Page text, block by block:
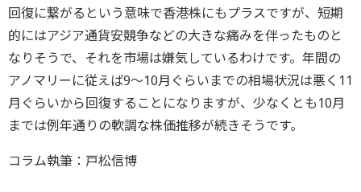
回復に繋がるという意味で香港株にもプラスですが、短期
的にはアジア通貨安競争などの大きな痛みを伴ったものと
なりそうで、それを市場は嫌気しているわけです。年間の
アノマリーに従えば9～10月ぐらいまでの相場状況は悪く11
月ぐらいから回復することになりますが、少なくとも10月
までは例年通りの軟調な株価推移が続きそうです。
コラム執筆：戸松信博